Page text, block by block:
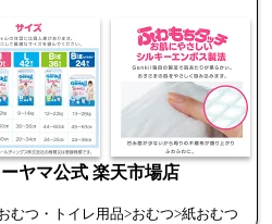
ヤマ公式 楽天市場店
むつ・トイレ用品>おむつ>紙おむつ